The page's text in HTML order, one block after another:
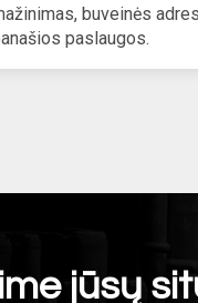
buveinės
paslaugos.
jūsų